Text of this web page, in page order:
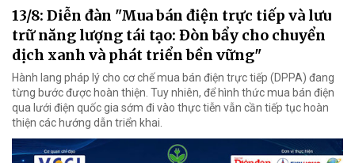
13/8: Diễn đàn "Mua bán điện trực tiếp và lưu
trữ năng lượng tái tạo: Đòn bẩy cho chuyển
dịch xanh và phát triển bền vững"
Hành lang pháp lý cho cơ chế mua bán điện trực tiếp (DPPA) đang
từng bước được hoàn thiện. Tuy nhiên, để hình thức mua bán điện
qua lưới điện quốc gia sớm đi vào thực tiễn vẫn cần tiếp tục hoàn
thiện các hướng dẫn triển khai.